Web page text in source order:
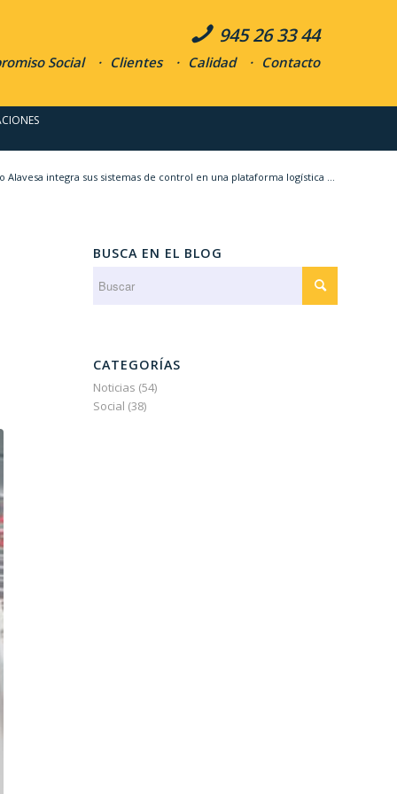
945 26 33 44
Social Clientes Calidad Contacto
Alavesa integra sus sistemas de control en una plataforma logística ...
BUSCA EN EL BLOG
CATEGORÍAS
Noticias (54)
Social (38)